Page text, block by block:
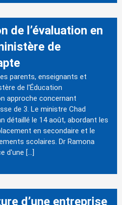
de l’évaluation en
de
parents, enseignants et
de l'Éducation
approche concernant
de 3. Le ministre Chad
détaillé le 14 août, abordant les
en secondaire et le
scolaires. Dr Ramona
d'une […]
d’une entreprise